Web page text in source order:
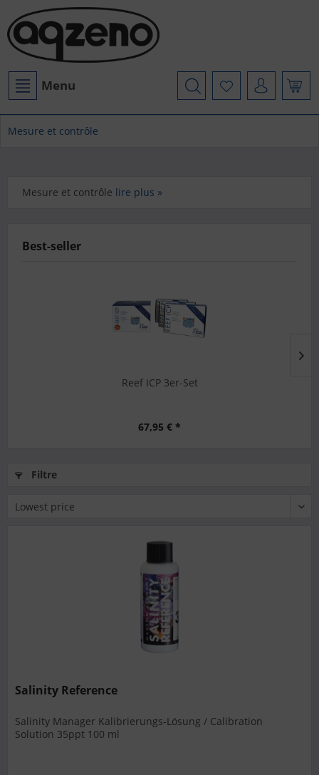
Menu
Mesure et contrôle
Mesure et contrôle lire plus »
Best-seller
Reef ICP 3er-Set
67,95 € *
Filtre
Salinity Reference
Salinity Manager Kalibrierungs-Lösung / Calibration
Solution 35ppt 100 ml